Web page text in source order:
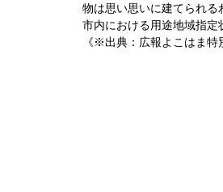
物は思い思いに建てられ
市内における用途地域指定
《※出典：広報よこはま特